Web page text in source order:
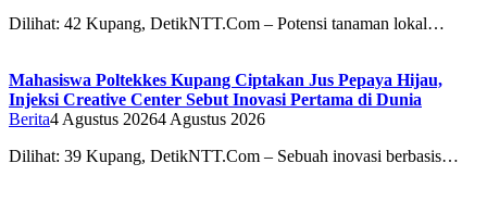
Dilihat: 42 Kupang, DetikNTT.Com – Potensi tanaman lokal…
Mahasiswa Poltekkes Kupang Ciptakan Jus Pepaya Hijau,
Injeksi Creative Center Sebut Inovasi Pertama di Dunia
Berita4 Agustus 20264 Agustus 2026
Dilihat: 39 Kupang, DetikNTT.Com – Sebuah inovasi berbasis…